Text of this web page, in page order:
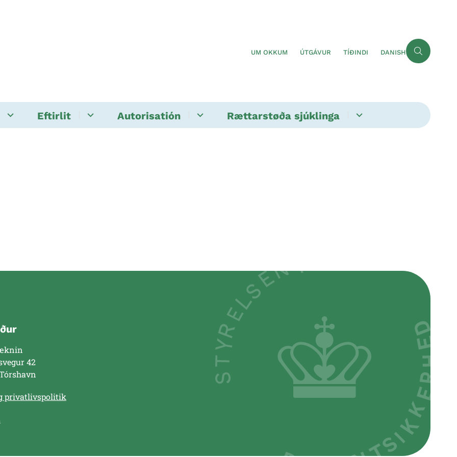
UM OKKUM ÚTGÁVUR TÍÐINDI DANISH
Eftirlit Autorisatión Rættarstøða sjúklinga
42
privatlivspolitik